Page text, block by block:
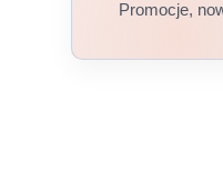
Promocje,